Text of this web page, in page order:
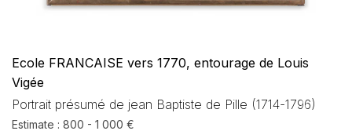
Ecole FRANCAISE vers 1770, entourage de Louis
Vigée
Portrait présumé de jean Baptiste de Pille (1714-1796)
Estimate : 800 - 1 000 €